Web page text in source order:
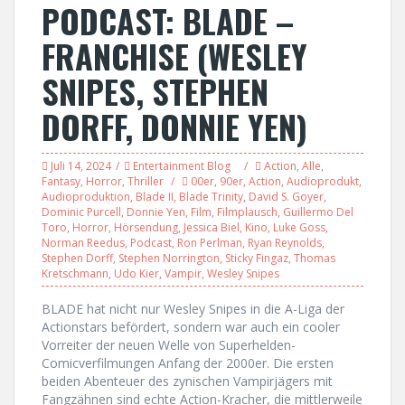
PODCAST: BLADE –
FRANCHISE (WESLEY
SNIPES, STEPHEN
DORFF, DONNIE YEN)
Juli 14, 2024 Entertainment Blog Action, Alle,
Fantasy, Horror, Thriller 00er, 90er, Action, Audioprodukt,
Audioproduktion, Blade II, Blade Trinity, David S. Goyer,
Dominic Purcell, Donnie Yen, Film, Filmplausch, Guillermo Del
Toro, Horror, Hörsendung, Jessica Biel, Kino, Luke Goss,
Norman Reedus, Podcast, Ron Perlman, Ryan Reynolds,
Stephen Dorff, Stephen Norrington, Sticky Fingaz, Thomas
Kretschmann, Udo Kier, Vampir, Wesley Snipes
BLADE hat nicht nur Wesley Snipes in die A-Liga der
Actionstars befördert, sondern war auch ein cooler
Vorreiter der neuen Welle von Superhelden-
Comicverfilmungen Anfang der 2000er. Die ersten
beiden Abenteuer des zynischen Vampirjägers mit
Fangzähnen sind echte Action-Kracher, die mittlerweile